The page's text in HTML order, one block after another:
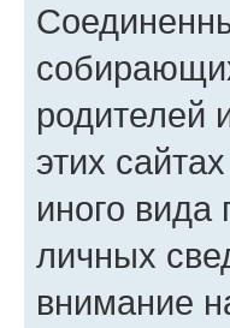
родителей
этих
иного вида
личных
внимание